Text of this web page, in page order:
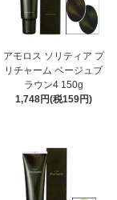
アモロス ソリティア プ
リチャーム ベージュブ
ラウン4 150g
1,748円(税159円)